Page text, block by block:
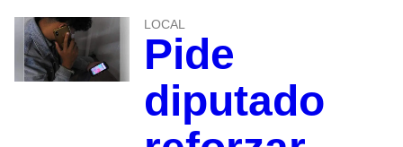
LOCAL
Pide
diputado